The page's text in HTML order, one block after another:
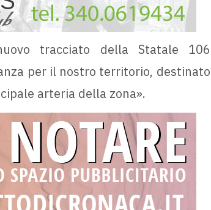
tracciato della Statale 106
per il nostro territorio, destinato
arteria della zona».